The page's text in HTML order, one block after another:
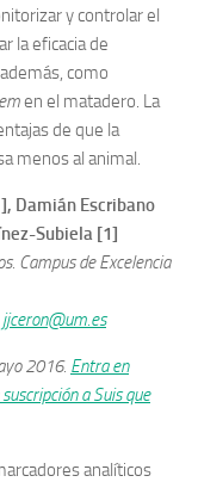
y controlar el
la eficacia de
como
en el matadero. La
de que la
menos al animal.
Damián Escribano
Subiela [1]
Campus de Excelencia
jjceron@um.es
2016. Entra en
a Suis que
analíticos